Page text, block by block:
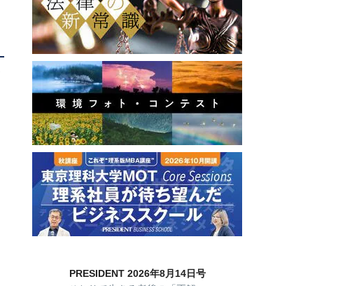
PRESIDENT 2026年8月14日号